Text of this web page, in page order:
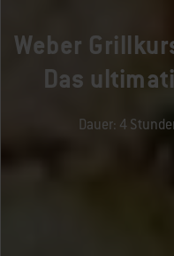
Weber
Das
Dauer: 4